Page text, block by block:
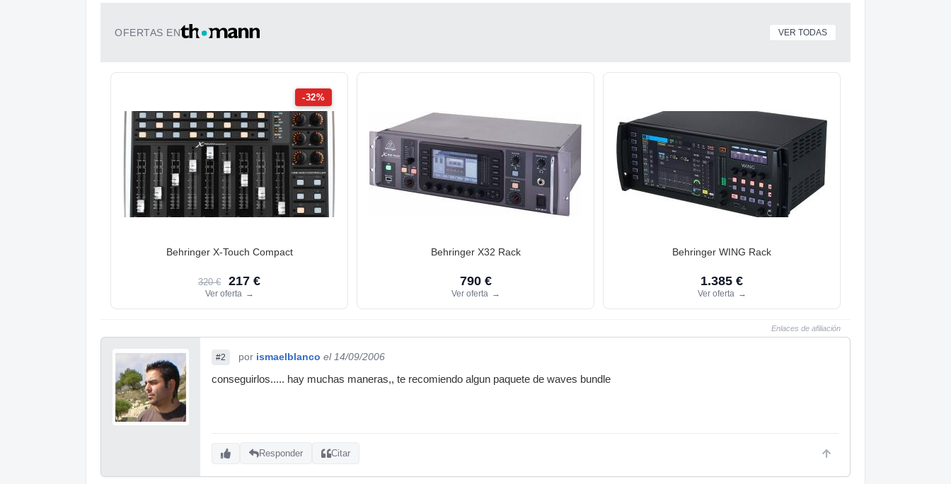
OFERTAS EN VER TODAS
-32%
Behringer X-Touch Compact
320 € 217 €
Ver oferta →
Behringer X32 Rack
790 €
Ver oferta →
Behringer WING Rack
1.385 €
Ver oferta →
Enlaces de afiliación
#2 por ismaelblanco el 14/09/2006
conseguirlos..... hay muchas maneras,, te recomiendo algun paquete de waves bundle
Responder Citar